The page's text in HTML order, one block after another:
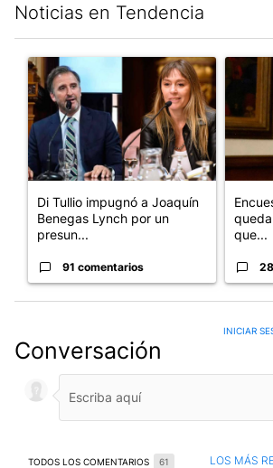
Noticias en Tendencia
Un artículo de tendencia con el título "Di
Di Tullio impugnó a Joaquín
Benegas Lynch por un
presun...
91 comentarios
Un
que...
Conversación
INICIAR
TODOS LOS COMENTARIOS 61 LOS MÁS